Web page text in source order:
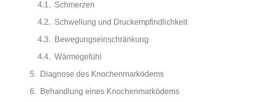
Schmerzen
Schwellung und Druckempfindlichkeit
Bewegungseinschränkung
Wärmegefühl
Diagnose des Knochenmarködems
Behandlung eines Knochenmarködems